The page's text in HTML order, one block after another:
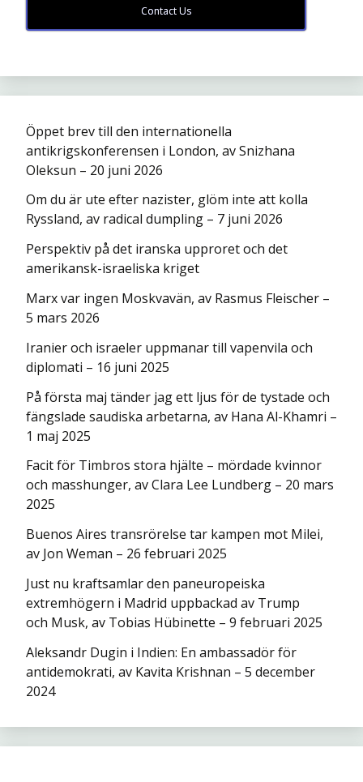
Contact Us
Öppet brev till den internationella
antikrigskonferensen i London, av Snizhana
Oleksun – 20 juni 2026
Om du är ute efter nazister, glöm inte att kolla
Ryssland, av radical dumpling – 7 juni 2026
Perspektiv på det iranska upproret och det
amerikansk-israeliska kriget
Marx var ingen Moskvavän, av Rasmus Fleischer –
5 mars 2026
Iranier och israeler uppmanar till vapenvila och
diplomati – 16 juni 2025
På första maj tänder jag ett ljus för de tystade och
fängslade saudiska arbetarna, av Hana Al-Khamri –
1 maj 2025
Facit för Timbros stora hjälte – mördade kvinnor
och masshunger, av Clara Lee Lundberg – 20 mars
2025
Buenos Aires transrörelse tar kampen mot Milei,
av Jon Weman – 26 februari 2025
Just nu kraftsamlar den paneuropeiska
extremhögern i Madrid uppbackad av Trump
och Musk, av Tobias Hübinette – 9 februari 2025
Aleksandr Dugin i Indien: En ambassadör för
antidemokrati, av Kavita Krishnan – 5 december
2024